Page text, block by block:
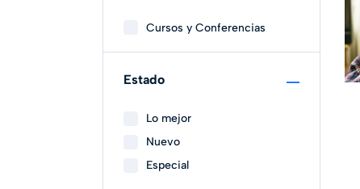
Cursos y Conferencias
Estado
Lo mejor
Nuevo
Especial